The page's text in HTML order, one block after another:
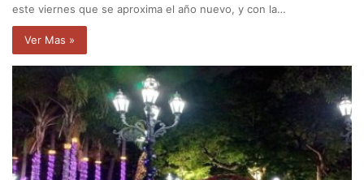
este viernes que se aproxima el año nuevo, y con la…
Ver Mas »